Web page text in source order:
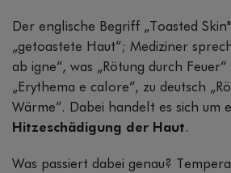
Der englische Begriff „Toasted
„getoastete Haut“; Mediziner
ab igne“, was „Rötung durch
„Erythema e calore“, zu deutsch
Wärme“. Dabei handelt es sich um
Hitzeschädigung der Haut.
Was passiert dabei genau?